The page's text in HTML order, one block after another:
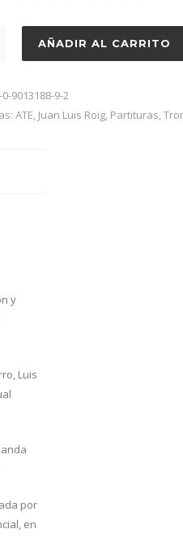
AÑADIR AL CARRITO
0-9013188-9-2
ATE, Juan Luis Roig, Partituras,
y
Luis
por
en